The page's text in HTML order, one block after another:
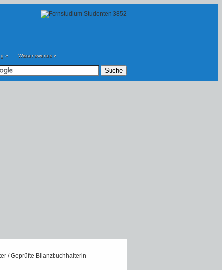
» Wissenswertes »
/ Geprüfte Bilanzbuchhalterin